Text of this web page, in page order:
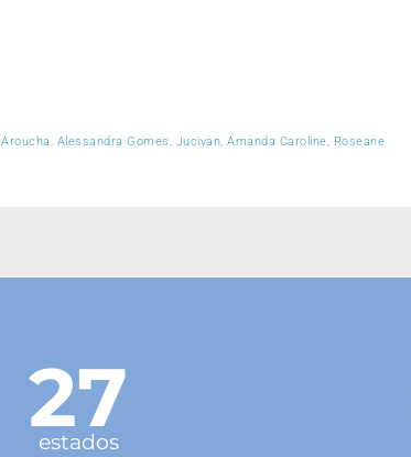
Alessandra Gomes, Jucivan, Amanda Caroline, Roseane
27
estados